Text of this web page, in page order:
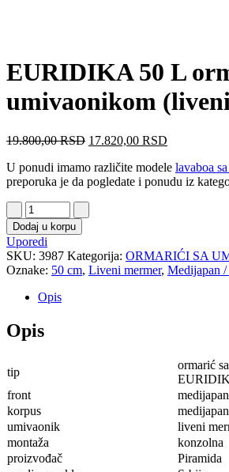
EURIDIKA 50 L
umivaonikom
19.800,00RSD 17.820,00 RSD
U ponudi imamo različite modele lavaboa
preporuka je da pogledate i ponudu iz
Dodaj u korpu
Uporedi
SKU: 3987 Kategorija: ORMARIĆI SA
Oznake: 50 cm, Liveni mermer, Medijapan
Opis
Opis
tip
ormarić
front
medijapan
korpus
medijapan
umivaonik
liveni
montaža
konzolna
proizvođač
Piramida